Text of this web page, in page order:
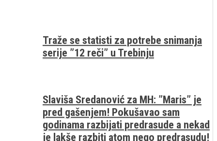
Traže se statisti za potrebe snimanja
serije ”12 reči” u Trebinju
Slaviša Sredanović za MH: ”Maris” je
pred gašenjem! Pokušavao sam
godinama razbijati predrasude a nekad
je lakše razbiti atom nego predrasudu!